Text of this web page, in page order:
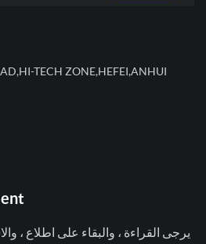
TECH ZONE,HEFEI,ANHUI
يرجى القراءة ، والبقاء على اطلاع ،